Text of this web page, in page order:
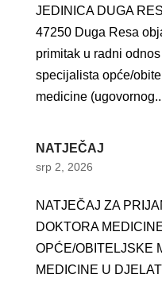
JEDINICA DUGA
47250 Duga Resa
primitak u radni
specijalista opće/
medicine
NATJEČAJ
srp 2, 2026
NATJEČAJ ZA
DOKTORA
OPĆE/OBITELJSKE
MEDICINE U